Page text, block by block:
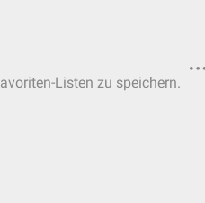
Listen zu speichern.